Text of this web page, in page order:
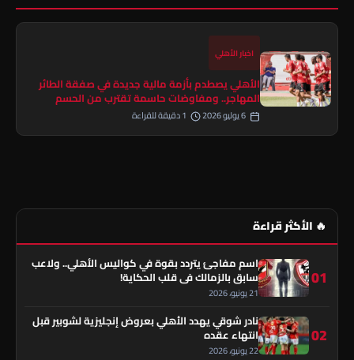
اخبار الأهلي
الأهلي يصطدم بأزمة مالية جديدة في صفقة الطائر
المهاجر.. ومفاوضات حاسمة تقترب من الحسم
🔥 الأكثر قراءة
01
اسم مفاجئ يتردد بقوة في كواليس الأهلي.. ولاعب
سابق بالزمالك في قلب الحكاية!
21 يونيو، 2026
02
نادر شوقي يهدد الأهلي بعروض إنجليزية لشوبير قبل
انتهاء عقده
22 يونيو، 2026